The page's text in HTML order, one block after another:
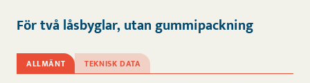
För två låsbyglar, utan gummipackning
ALLMÄNT TEKNISK DATA